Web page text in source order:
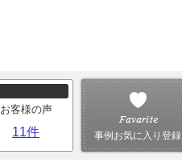
お客様の声
11件 事例お気に入り登録